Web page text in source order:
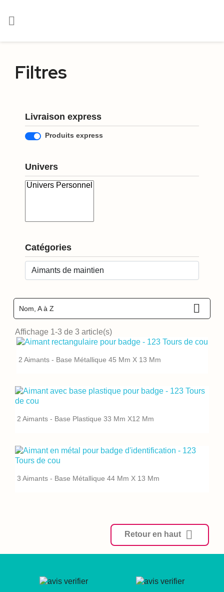

Filtres
Livraison express
Produits express
Univers
Catégories
Nom, A à Z 
Affichage 1-3 de 3 article(s)
2 Aimants - Base Métallique 45 Mm X 13 Mm
2 Aimants - Base Plastique 33 Mm X12 Mm
3 Aimants - Base Métallique 44 Mm X 13 Mm
Retour en haut 